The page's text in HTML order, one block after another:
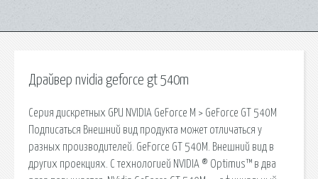
Драйвер nvidia geforce gt 540m
Серия дискретных GPU NVIDIA GeForce M > GeForce GT 540M
Подписаться Внешний вид продукта может отличаться у
разных производителей. GeForce GT 540M. Внешний вид в
других проекциях. С технологией NVIDIA ® Optimus™ в два